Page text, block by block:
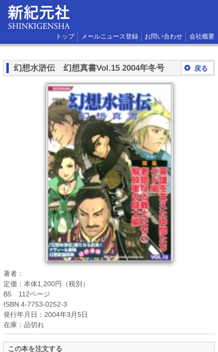
トップ メールニュース登録 お問い合わせ 会社概要
戻る
幻想水滸伝 幻想真書Vol.15 2004年冬号
著者：
定価：本体1,200円（税別）
B5 112ページ
ISBN 4-7753-0252-3
発行年月日：2004年3月5日
在庫：品切れ
この本を注文する